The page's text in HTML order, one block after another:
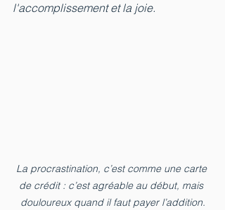
l'accomplissement et la joie.
La procrastination, c’est comme une carte
de crédit : c’est agréable au début, mais
douloureux quand il faut payer l’addition.